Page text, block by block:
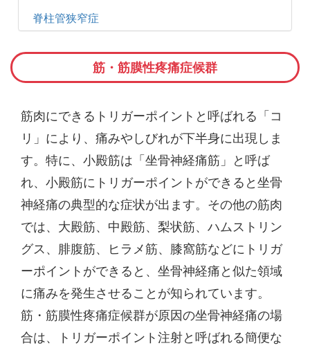
脊柱管狭窄症
筋・筋膜性疼痛症候群
筋肉にできるトリガーポイントと呼ばれる「コ
リ」により、痛みやしびれが下半身に出現しま
す。特に、小殿筋は「坐骨神経痛筋」と呼ば
れ、小殿筋にトリガーポイントができると坐骨
神経痛の典型的な症状が出ます。その他の筋肉
では、大殿筋、中殿筋、梨状筋、ハムストリン
グス、腓腹筋、ヒラメ筋、膝窩筋などにトリガ
ーポイントができると、坐骨神経痛と似た領域
に痛みを発生させることが知られています。
筋・筋膜性疼痛症候群が原因の坐骨神経痛の場
合は、トリガーポイント注射と呼ばれる簡便な